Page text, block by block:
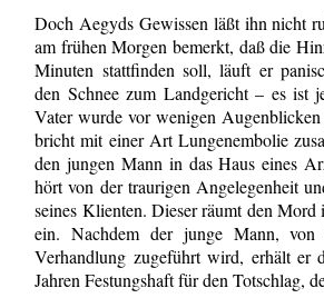
Doch Aegyds Gewissen läßt ihn nicht
am frühen Morgen bemerkt, daß die
Minuten stattfinden soll, läuft er
den Schnee zum Landgericht – es ist
Vater wurde vor wenigen
bricht mit einer Art Lungenembolie
den jungen Mann in das Haus eines
hört von der traurigen Angelegenheit
seines Klienten. Dieser räumt den
ein. Nachdem der junge Mann, von
Verhandlung zugeführt wird, erhält er
Jahren Festungshaft für den Totschlag,